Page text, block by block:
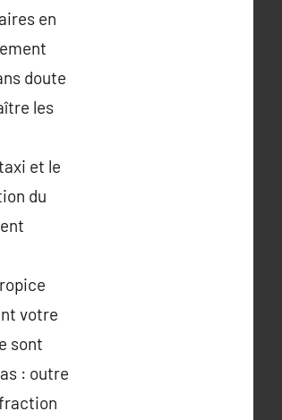
en
doute
les
et le
du
votre
sont
: outre